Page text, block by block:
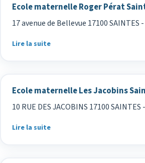
Ecole maternelle Roger Pérat
17 avenue de Bellevue 17100 SAINTES
Lire la suite
Ecole maternelle Les Jacobins
10 RUE DES JACOBINS 17100
Lire la suite